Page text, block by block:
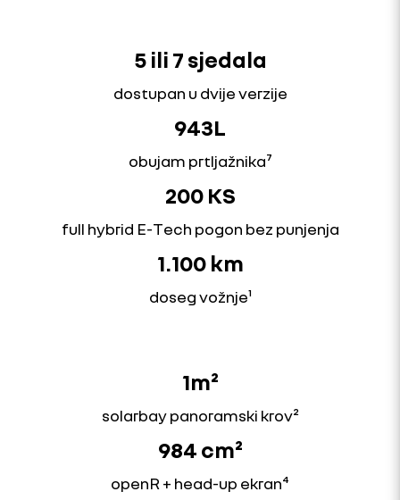
5 ili 7 sjedala
dostupan u dvije verzije
943L
obujam prtljažnika⁷
200 KS
full hybrid E-Tech pogon bez punjenja
1.100 km
doseg vožnje¹
1m²
solarbay panoramski krov²
984 cm²
openR + head-up ekran⁴